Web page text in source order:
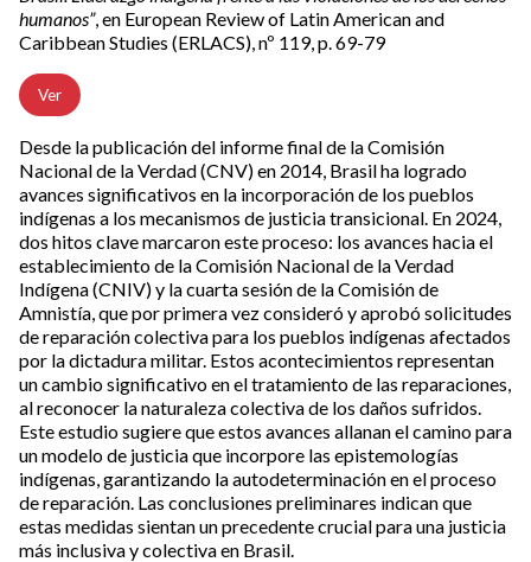
humanos”, en European Review of Latin American and
Caribbean Studies (ERLACS), nº 119, p. 69-79
Ver
Desde la publicación del informe final de la Comisión
Nacional de la Verdad (CNV) en 2014, Brasil ha logrado
avances significativos en la incorporación de los pueblos
indígenas a los mecanismos de justicia transicional. En 2024,
dos hitos clave marcaron este proceso: los avances hacia el
establecimiento de la Comisión Nacional de la Verdad
Indígena (CNIV) y la cuarta sesión de la Comisión de
Amnistía, que por primera vez consideró y aprobó solicitudes
de reparación colectiva para los pueblos indígenas afectados
por la dictadura militar. Estos acontecimientos representan
un cambio significativo en el tratamiento de las reparaciones,
al reconocer la naturaleza colectiva de los daños sufridos.
Este estudio sugiere que estos avances allanan el camino para
un modelo de justicia que incorpore las epistemologías
indígenas, garantizando la autodeterminación en el proceso
de reparación. Las conclusiones preliminares indican que
estas medidas sientan un precedente crucial para una justicia
más inclusiva y colectiva en Brasil.